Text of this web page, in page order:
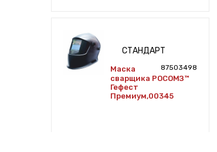
СТАНДАРТ
87503498
Маска
сварщика РОСОМЗ™
Гефест
Премиум,00345